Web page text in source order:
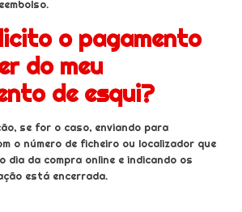
o pagamento
do meu
de esqui?
se for o caso, enviando para
o número de ficheiro ou localizador que
dia da compra online e indicando os
está encerrada.